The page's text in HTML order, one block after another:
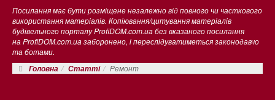
Посилання має бути розміщене незалежно від повного чи часткового
використання матеріалів. Копіювання/цитування матеріалів
будівельного порталу ProfiDOM.com.ua без вказаного посилання
на ProfiDOM.com.ua заборонено, і переслідуватиметься законодавчо
та ботами.
Головна
Статті Ремонт